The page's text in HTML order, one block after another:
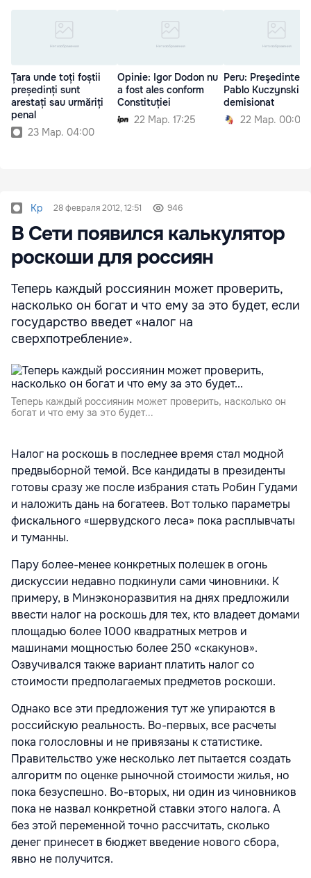
Țara unde toți foștii
președinți sunt
arestați sau urmăriți
penal
23 Мар. 04:00
Opinie: Igor Dodon nu
a fost ales conform
Constituției
22 Мар. 17:25
Peru: Preşedintele
Pablo Kuczynski a
demisionat
22 Мар. 00:00
Kp 28 февраля 2012, 12:51 946
В Сети появился калькулятор
роскоши для россиян
Теперь каждый россиянин может проверить,
насколько он богат и что ему за это будет, если
государство введет «налог на
сверхпотребление».
Теперь каждый россиянин может проверить, насколько он
богат и что ему за это будет...
Налог на роскошь в последнее время стал модной
предвыборной темой. Все кандидаты в президенты
готовы сразу же после избрания стать Робин Гудами
и наложить дань на богатеев. Вот только параметры
фискального «шервудского леса» пока расплывчаты
и туманны.
Пару более-менее конкретных полешек в огонь
дискуссии недавно подкинули сами чиновники. К
примеру, в Минэконоразвития на днях предложили
ввести налог на роскошь для тех, кто владеет домами
площадью более 1000 квадратных метров и
машинами мощностью более 250 «скакунов».
Озвучивался также вариант платить налог со
стоимости предполагаемых предметов роскоши.
Однако все эти предложения тут же упираются в
российскую реальность. Во-первых, все расчеты
пока голословны и не привязаны к статистике.
Правительство уже несколько лет пытается создать
алгоритм по оценке рыночной стоимости жилья, но
пока безуспешно. Во-вторых, ни один из чиновников
пока не назвал конкретной ставки этого налога. А
без этой переменной точно рассчитать, сколько
денег принесет в бюджет введение нового сбора,
явно не получится.